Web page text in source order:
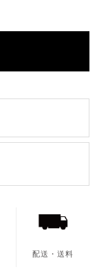
配送・送料